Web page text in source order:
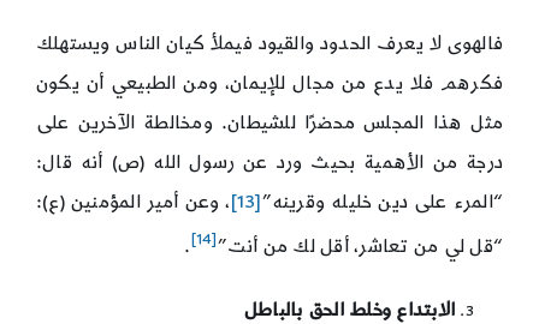
فالهوى لا يعرف الحدود والقيود فيملأ كيان الناس ويستهلك
فكرهم فلا يدع من مجال للإيمان، ومن الطبيعي أن يكون
مثل هذا المجلس محضرًا للشيطان. ومخالطة الآخرين على
درجة من الأهمية بحيث ورد عن رسول الله (ص) أنه قال:
“المرء على دين خليله وقرينه”[13]
، وعن أمير المؤمنين (ع):
“قل لي من تعاشر، أقل لك من أنت”[14]
.
الابتداع وخلط الحق بالباطل